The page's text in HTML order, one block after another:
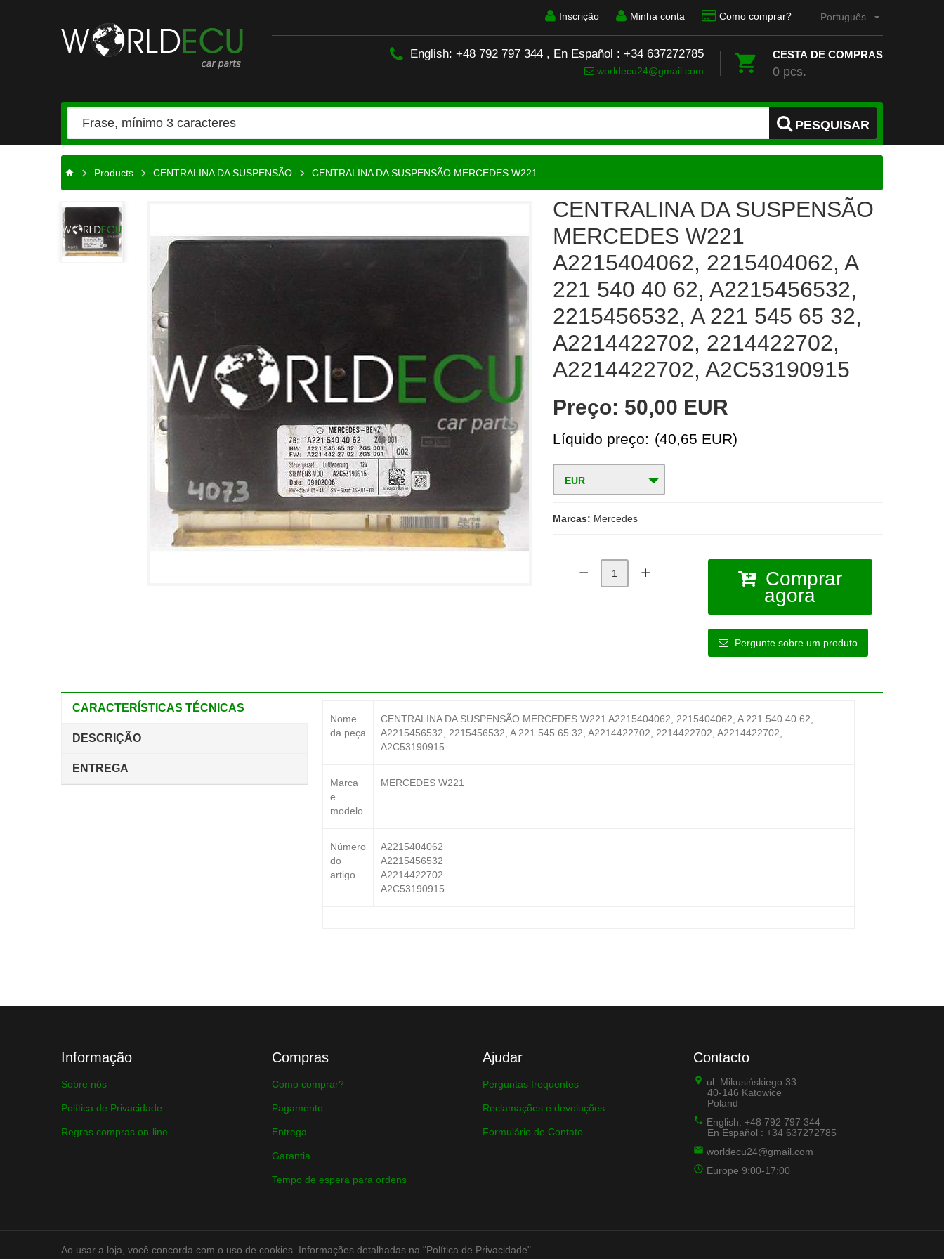
Português
Inscrição Minha conta Como comprar?
CESTA DE COMPRAS
0 pcs.
English: +48 792 797 344 , En Español : +34 637272785
worldecu24@gmail.com
PESQUISAR
Products CENTRALINA DA SUSPENSÃO CENTRALINA DA SUSPENSÃO MERCEDES W221...
CENTRALINA DA SUSPENSÃO
MERCEDES W221
A2215404062, 2215404062, A
221 540 40 62, A2215456532,
2215456532, A 221 545 65 32,
A2214422702, 2214422702,
A2214422702, A2C53190915
Preço: 50,00 EUR
Líquido preço: (40,65 EUR)
EUR
Marcas: Mercedes
Comprar
agora
Pergunte sobre um produto
CARACTERÍSTICAS TÉCNICAS
DESCRIÇÃO
ENTREGA
Nome
da peça
CENTRALINA DA SUSPENSÃO MERCEDES W221 A2215404062, 2215404062, A 221 540 40 62,
A2215456532, 2215456532, A 221 545 65 32, A2214422702, 2214422702, A2214422702,
A2C53190915
Marca
e
modelo
MERCEDES W221
Número
do
artigo
A2215404062
A2215456532
A2214422702
A2C53190915
Informação
Sobre nós
Política de Privacidade
Regras compras on-line
Compras
Como comprar?
Pagamento
Entrega
Garantia
Tempo de espera para ordens
Ajudar
Perguntas frequentes
Reclamações e devoluções
Formulário de Contato
Contacto
ul. Mikusińskiego 33
40-146 Katowice
Poland
English: +48 792 797 344
En Español : +34 637272785
worldecu24@gmail.com
Europe 9:00-17:00
Ao usar a loja, você concorda com o uso de cookies. Informações detalhadas na "Política de Privacidade".